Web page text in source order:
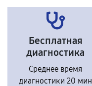
Бесплатная
диагностика
Среднее время
диагностики 20 мин